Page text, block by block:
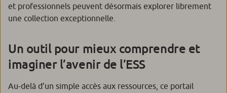
et professionnels peuvent désormais explorer librement
une collection exceptionnelle.
Un outil pour mieux comprendre et
imaginer l’avenir de l’ESS
Au-delà d’un simple accès aux ressources, ce portail